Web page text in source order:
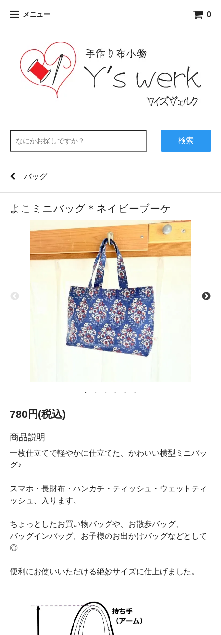
メニュー 0
検索
バッグ
よこミニバッグ＊ネイビーブーケ
780円(税込)
商品説明
一枚仕立てで軽やかに仕立てた、かわいい横型ミニバッ
グ♪
スマホ・長財布・ハンカチ・ティッシュ・ウェットティ
ッシュ、入ります。
ちょっとしたお買い物バッグや、お散歩バッグ、
バッグインバッグ、お子様のお出かけバッグなどとして
◎
便利にお使いいただける絶妙サイズに仕上げました。